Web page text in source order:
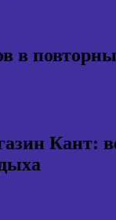
в
Кант: